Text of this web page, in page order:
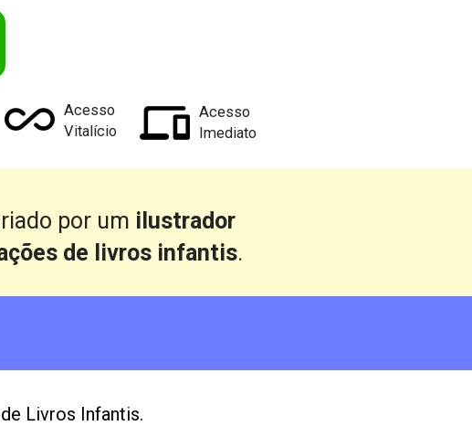
Acesso
Imediato
Acesso
Vitalício
por um ilustrador
de livros infantis.
Livros Infantis.